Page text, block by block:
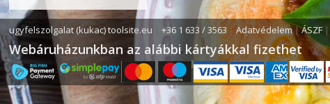
ugyfelszolgalat (kukac) toolsite.eu |+36 1 633 / 3563 |Adatvédelem|ÁSZF
Webáruházunkban az alábbi kártyákkal fizethet